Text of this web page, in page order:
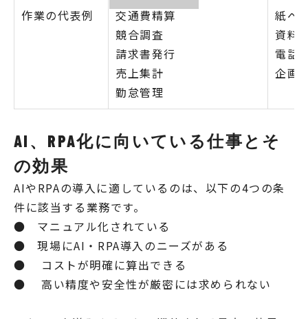
作業の代表例
交通費精算
競合調査
請求書発行
売上集計
勤怠管理
紙ベ
資料
電話
企画
AI、RPA化に向いている仕事とそ
の効果
AIやRPAの導入に適しているのは、以下の4つの条
件に該当する業務です。
● マニュアル化されている
● 現場にAI・RPA導入のニーズがある
● コストが明確に算出できる
● 高い精度や安全性が厳密には求められない